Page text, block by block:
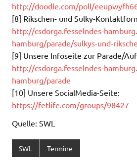
http://doodle.com/poll/
[8] Rikschen- und Sulky-
http://csdorga.fesselndes-
hamburg/parade/sulkys-und-
[9] Unsere Infoseite zur Parade/
http://csdorga.fesselndes-
hamburg/parade
[10] Unsere SocialMedia-Seite:
https://fetlife.com/groups/98427
Quelle: SWL
SWL Termine